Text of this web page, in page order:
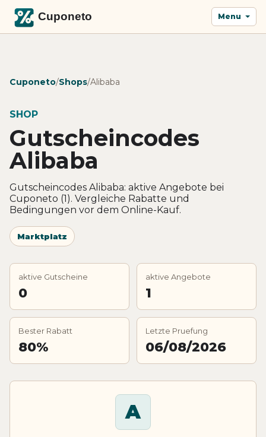
Menu
Cuponeto/Shops/Alibaba
SHOP
Gutscheincodes
Alibaba
Gutscheincodes Alibaba: aktive Angebote bei
Cuponeto (1). Vergleiche Rabatte und
Bedingungen vor dem Online-Kauf.
Marktplatz
aktive Gutscheine
0
aktive Angebote
1
Bester Rabatt
80%
Letzte Pruefung
06/08/2026
A